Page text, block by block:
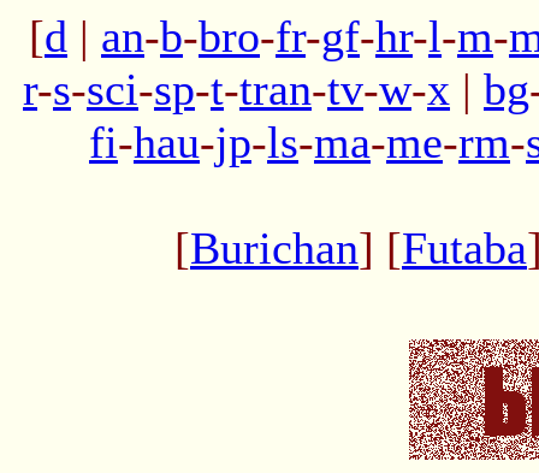
[d | an-b-bro-fr-gf-hr-l-m-
r-s-sci-sp-t-tran-tv-w-x | bg
fi-hau-jp-ls-ma-me-rm-
[Burichan] [Futaba